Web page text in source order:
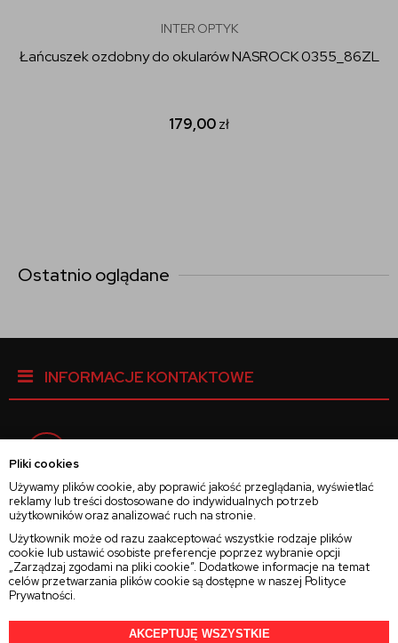
Pliki cookies
Używamy plików cookie, aby poprawić jakość przeglądania, wyświetlać
reklamy lub treści dostosowane do indywidualnych potrzeb
użytkowników oraz analizować ruch na stronie.
Użytkownik może od razu zaakceptować wszystkie rodzaje plików
cookie lub ustawić osobiste preferencje poprzez wybranie opcji
„Zarządzaj zgodami na pliki cookie”. Dodatkowe informacje na temat
celów przetwarzania plików cookie są dostępne w naszej Polityce
Prywatności.
AKCEPTUJĘ WSZYSTKIE
INTER OPTYK
Łańcuszek ozdobny do okularów NASROCK 0355_86ZL
179,00zł
Ostatnio oglądane
INFORMACJE KONTAKTOWE
Instagram
Twitter